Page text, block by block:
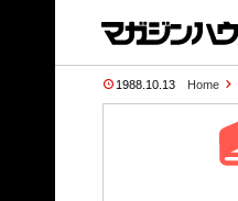
1988.10.13 Home